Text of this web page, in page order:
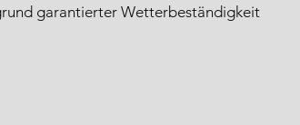
garantierter Wetterbeständigkeit